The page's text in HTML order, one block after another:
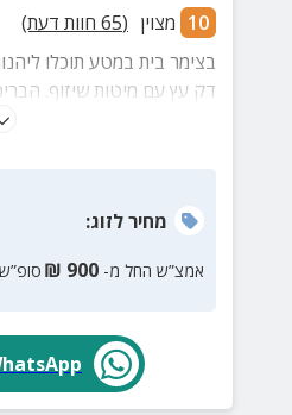
10 מצוין (
65 חוות דעת)
בצימר בית במטע תוכלו
דק עץ עם מיטות שיזוף.
מחירלזוג:
אמצ”ש החל מ- 900
₪